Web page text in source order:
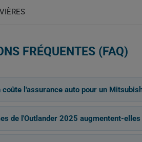
FRÉQUENTES (FAQ)
coûte l'assurance auto pour un
de l'Outlander 2025 augmentent-